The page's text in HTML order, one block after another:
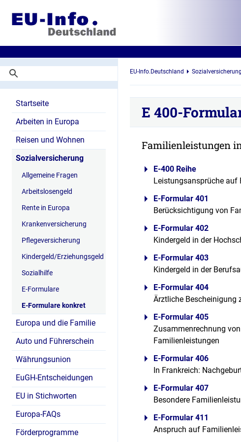
Startseite
Arbeiten in Europa
Reisen und Wohnen
Sozialversicherung
Allgemeine Fragen
Arbeitslosengeld
Rente in Europa
Krankenversicherung
Pflegeversicherung
Kindergeld/Erziehungsgeld
Sozialhilfe
E-Formulare
E-Formulare konkret
Europa und die Familie
Auto und Führerschein
Währungsunion
EuGH-Entscheidungen
EU in Stichworten
Europa-FAQs
Förderprogramme
EU-Info.Deutschland Sozialversicherung
E 400-
Familienleistungen
E-400 Reihe
Leistungsansprüche auf
E-Formular 401
Berücksichtigung von
E-Formular 402
Kindergeld in der
E-Formular 403
Kindergeld in der
E-Formular 404
Ärztliche Bescheinigung
E-Formular 405
Zusammenrechnung
Familienleistungen
E-Formular 406
In Frankreich:
E-Formular 407
Besondere
E-Formular 411
Anspruch auf